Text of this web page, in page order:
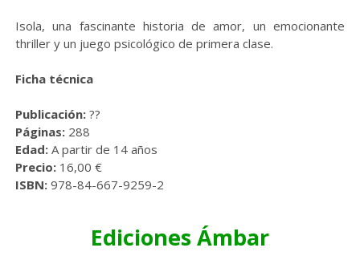
Isola, una fascinante historia de amor, un emocionante
thriller y un juego psicológico de primera clase.
Ficha técnica
Publicación:??
Páginas:288
Edad:A partir de 14 años
Precio:16,00 €
ISBN:978-84-667-9259-2
Ediciones Ámbar